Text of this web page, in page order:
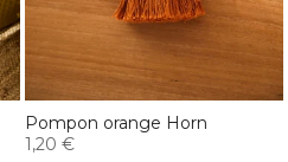
Pompon orange Horn
1,20 €